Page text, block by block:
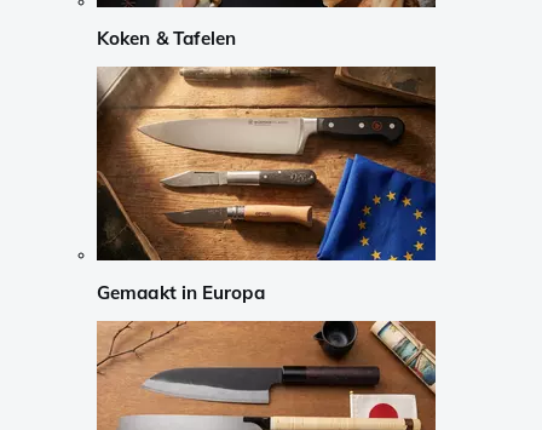
Koken & Tafelen
Gemaakt in Europa